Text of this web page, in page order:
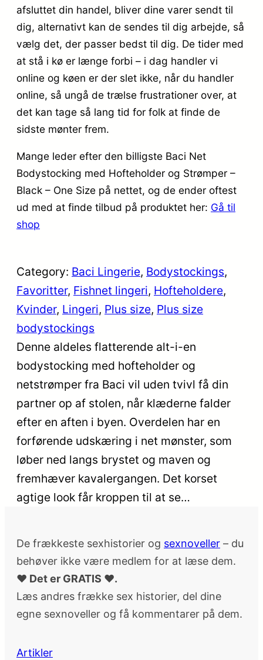
afsluttet din handel, bliver dine varer sendt til
dig, alternativt kan de sendes til dig arbejde, så
vælg det, der passer bedst til dig. De tider med
at stå i kø er længe forbi – i dag handler vi
online og køen er der slet ikke, når du handler
online, så ungå de trælse frustrationer over, at
det kan tage så lang tid for folk at finde de
sidste mønter frem.
Mange leder efter den billigste Baci Net
Bodystocking med Hofteholder og Strømper –
Black – One Size på nettet, og de ender oftest
ud med at finde tilbud på produktet her: Gå til
shop
Category: Baci Lingerie, Bodystockings
Favoritter, Fishnet lingeri, Hofteholdere
Kvinder, Lingeri, Plus size, Plus size
bodystockings
Denne aldeles flatterende alt-i-en
bodystocking med hofteholder og
netstrømper fra Baci vil uden tvivl få din
partner op af stolen, når klæderne falder
efter en aften i byen. Overdelen har en
forførende udskæring i net mønster, som
løber ned langs brystet og maven og
fremhæver kavalergangen. Det korset
agtige look får kroppen til at se…
De frækkeste sexhistorier og sexnoveller – du
behøver ikke være medlem for at læse dem.
♥ Det er GRATIS ♥.
Læs andres frække sex historier, del dine
egne sexnoveller og få kommentarer på dem.
Artikler